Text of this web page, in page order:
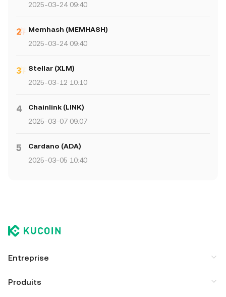
2025-03-24 09:40
Memhash (MEMHASH)
2025-03-24 09:40
Stellar (XLM)
2025-03-12 10:10
4
Chainlink (LINK)
2025-03-07 09:07
5
Cardano (ADA)
2025-03-05 10:40
Entreprise
Produits